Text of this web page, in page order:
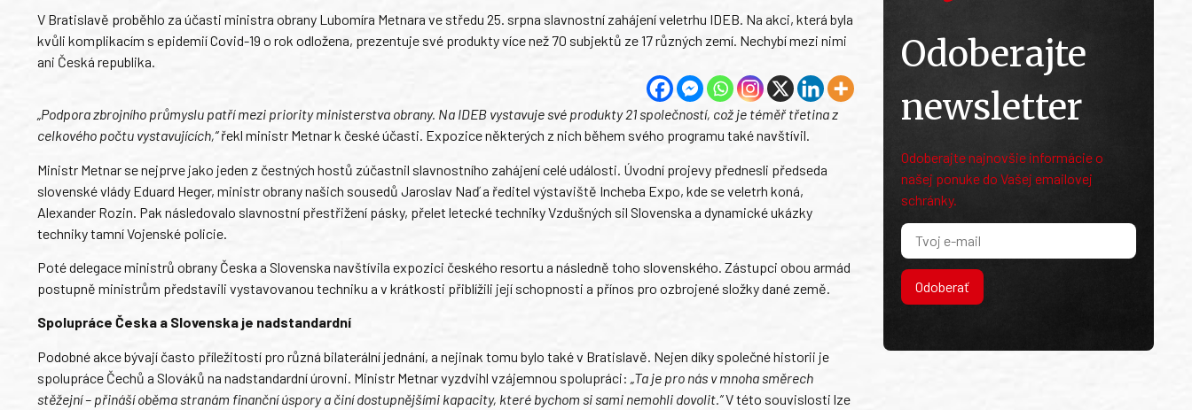
V Bratislavě proběhlo za účasti ministra obrany Lubomíra Metnara ve středu 25. srpna slavnostní zahájení veletrhu IDEB. Na akci, která byla
kvůli komplikacím s epidemií Covid-19 o rok odložena, prezentuje své produkty více než 70 subjektů ze 17 různých zemí. Nechybí mezi nimi
ani Česká republika.
„Podpora zbrojního průmyslu patří mezi priority ministerstva obrany. Na IDEB vystavuje své produkty 21 společností, což je téměř třetina z
celkového počtu vystavujících,“řekl ministr Metnar k české účasti. Expozice některých z nich během svého programu také navštívil.
Ministr Metnar se nejprve jako jeden z čestných hostů zúčastnil slavnostního zahájení celé události. Úvodní projevy přednesli předseda
slovenské vlády Eduard Heger, ministr obrany našich sousedů Jaroslav Naď a ředitel výstaviště Incheba Expo, kde se veletrh koná,
Alexander Rozin. Pak následovalo slavnostní přestřižení pásky, přelet letecké techniky Vzdušných sil Slovenska a dynamické ukázky
techniky tamní Vojenské policie.
Poté delegace ministrů obrany Česka a Slovenska navštívila expozici českého resortu a následně toho slovenského. Zástupci obou armád
postupně ministrům představili vystavovanou techniku a v krátkosti přiblížili její schopnosti a přínos pro ozbrojené složky dané země.
Spolupráce Česka a Slovenska je nadstandardní
Podobné akce bývají často příležitostí pro různá bilaterální jednání, a nejinak tomu bylo také v Bratislavě. Nejen díky společné historii je
spolupráce Čechů a Slováků na nadstandardní úrovni. Ministr Metnar vyzdvihl vzájemnou spolupráci: „Ta je pro nás v mnoha směrech
stěžejní – přináší oběma stranám finanční úspory a činí dostupnějšími kapacity, které bychom si sami nemohli dovolit.“V této souvislosti lze
Odoberajte
newsletter
Odoberajte najnovšie informácie o
našej ponuke do Vašej emailovej
schránky.
Odoberať